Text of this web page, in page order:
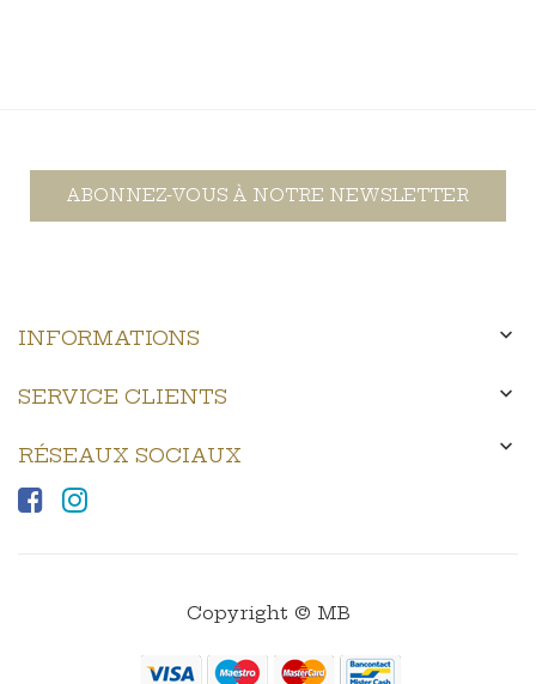
ABONNEZ-VOUS À NOTRE NEWSLETTER
INFORMATIONS 
SERVICE CLIENTS 
RÉSEAUX SOCIAUX 
Copyright © MB